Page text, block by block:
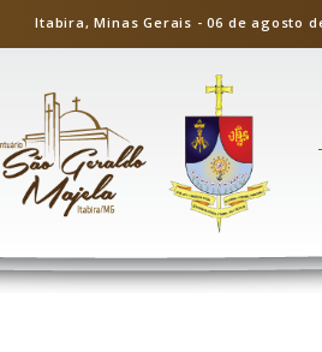
Itabira, Minas Gerais - 06 de